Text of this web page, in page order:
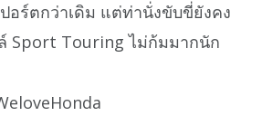
อร์ตกว่าเดิม แต่ท่านั่งขับขี่ยังคง
Sport Touring ไม่ก้มมากนัก